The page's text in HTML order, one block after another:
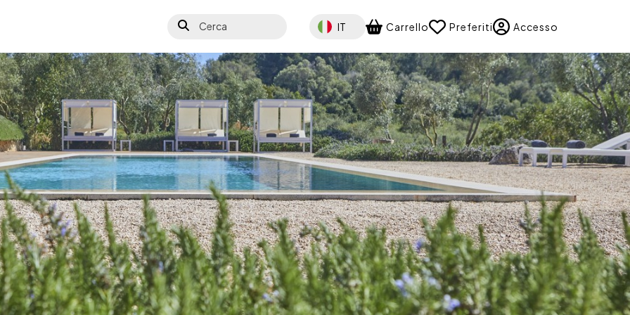
Cerca Select your language
IT Carrello Preferiti Accesso